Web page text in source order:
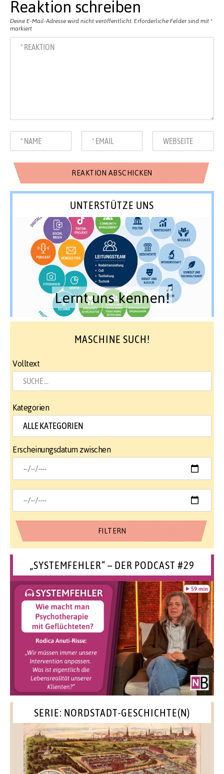
Reaktion schreiben
Deine E-Mail-Adresse wird nicht veröffentlicht. Erforderliche Felder sind mit *
markiert
UNTERSTÜTZE UNS
Lernt uns kennen!
MASCHINE SUCH!
Volltext
Kategorien
Erscheinungsdatum zwischen
„SYSTEMFEHLER“ – DER PODCAST #29
SERIE: NORDSTADT-GESCHICHTE(N)